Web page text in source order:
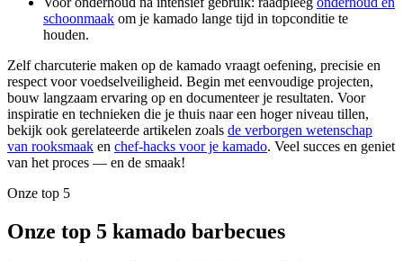
schoonmaak om je kamado lange tijd in topconditie te
houden.
Zelf charcuterie maken op de kamado vraagt oefening, precisie en
respect voor voedselveiligheid. Begin met eenvoudige projecten,
bouw langzaam ervaring op en documenteer je resultaten. Voor
inspiratie en technieken die je thuis naar een hoger niveau tillen,
bekijk ook gerelateerde artikelen zoals de verborgen wetenschap
van rooksmaak en chef-hacks voor je kamado. Veel succes en geniet
van het proces — en de smaak!
Onze top 5
Onze top 5 kamado barbecues